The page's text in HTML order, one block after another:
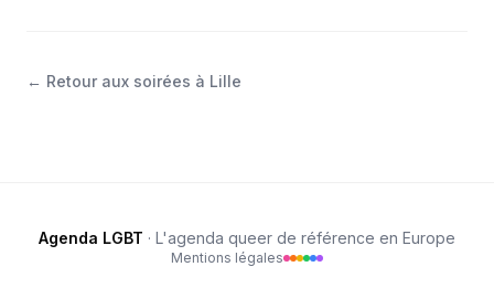
← Retour aux soirées à Lille
Agenda LGBT · L'agenda queer de référence en Europe
Mentions légales